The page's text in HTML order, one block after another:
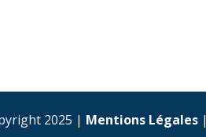
2025 | Mentions Légales|